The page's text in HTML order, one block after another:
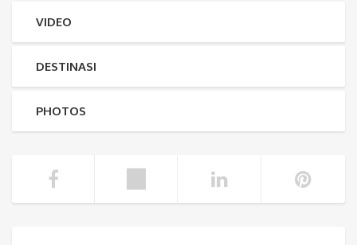
VIDEO
DESTINASI
PHOTOS